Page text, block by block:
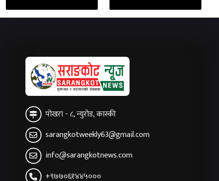
पोखरा - ८, न्युरोड, कास्की
sarangkotweekly63@gmail.com
info@sarangkotnews.com
+९७७०६१४४५०००